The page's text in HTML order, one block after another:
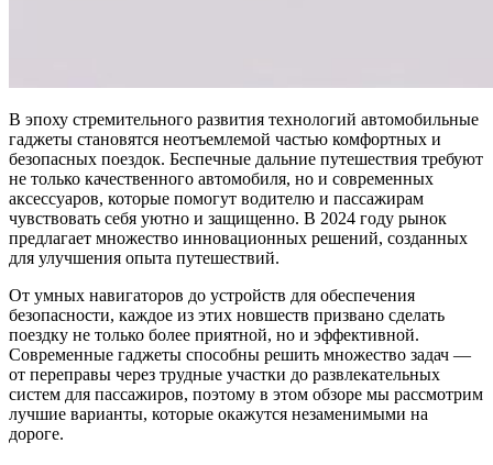
В эпоху стремительного развития технологий автомобильные
гаджеты становятся неотъемлемой частью комфортных и
безопасных поездок. Беспечные дальние путешествия требуют
не только качественного автомобиля, но и современных
аксессуаров, которые помогут водителю и пассажирам
чувствовать себя уютно и защищенно. В 2024 году рынок
предлагает множество инновационных решений, созданных
для улучшения опыта путешествий.
От умных навигаторов до устройств для обеспечения
безопасности, каждое из этих новшеств призвано сделать
поездку не только более приятной, но и эффективной.
Современные гаджеты способны решить множество задач —
от переправы через трудные участки до развлекательных
систем для пассажиров, поэтому в этом обзоре мы рассмотрим
лучшие варианты, которые окажутся незаменимыми на
дороге.